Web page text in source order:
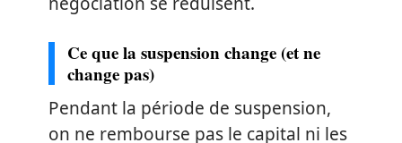
Ce que la suspension change (et ne
change pas)
Pendant la période de suspension,
on ne rembourse pas le capital ni les